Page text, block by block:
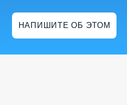
НАПИШИТЕ ОБ ЭТОМ